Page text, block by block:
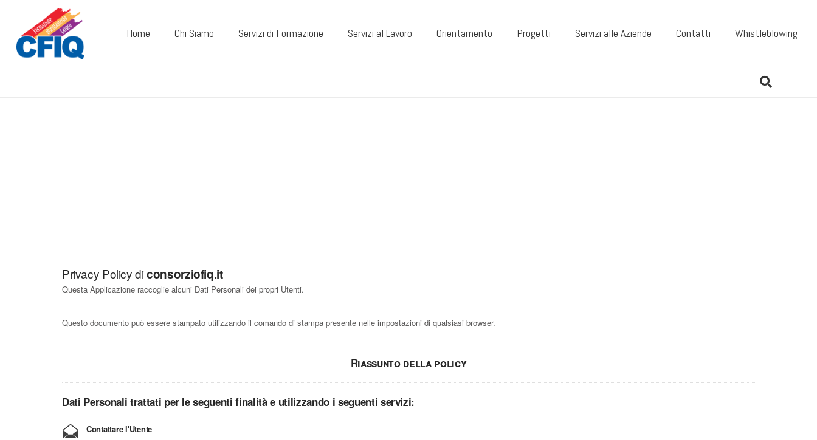
Home Chi Siamo Servizi di Formazione Servizi al Lavoro Orientamento Progetti Servizi alle Aziende Contatti Whistleblowing
Privacy Policy diconsorziofiq.it
Questa Applicazione raccoglie alcuni Dati Personali dei propri Utenti.
Questo documento può essere stampato utilizzando il comando di stampa presente nelle impostazioni di qualsiasi browser.
Riassunto della policy
Dati Personali trattati per le seguenti finalità e utilizzando i seguenti servizi:
Contattare l'Utente